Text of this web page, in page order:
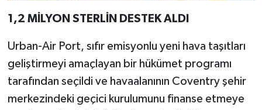
1,2 MİLYON STERLİN DESTEK ALDI
Urban-Air Port, sıfır emisyonlu yeni hava taşıtları
geliştirmeyi amaçlayan bir hükümet programı
tarafından seçildi ve havaalanının Coventry şehir
merkezindeki geçici kurulumunu finanse etmeye